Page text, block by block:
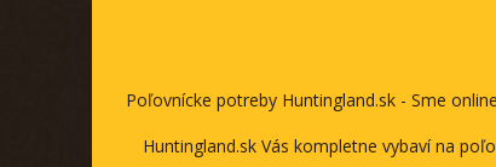
Poľovnícke potreby Huntingland.sk - Sme
Huntingland.sk Vás kompletne vybaví na